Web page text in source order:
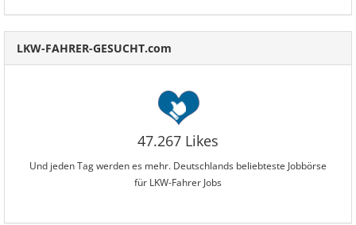
LKW-FAHRER-GESUCHT.com
47.267 Likes
Und jeden Tag werden es mehr. Deutschlands beliebteste Jobbörse
für LKW-Fahrer Jobs